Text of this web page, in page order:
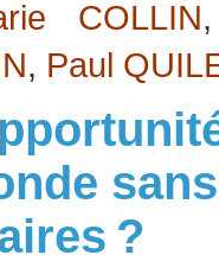
COLLIN
, Paul
?